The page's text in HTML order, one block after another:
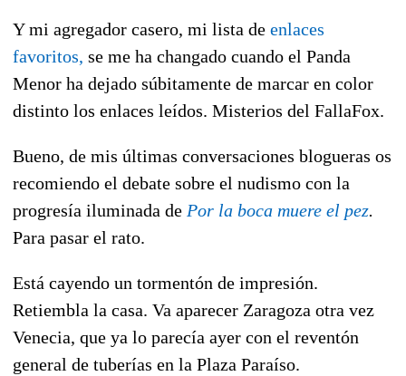
Y mi agregador casero, mi lista de enlaces
favoritos, se me ha changado cuando el Panda
Menor ha dejado súbitamente de marcar en color
distinto los enlaces leídos. Misterios del FallaFox.
Bueno, de mis últimas conversaciones blogueras os
recomiendo el debate sobre el nudismo con la
progresía iluminada de Por la boca muere el pez.
Para pasar el rato.
Está cayendo un tormentón de impresión.
Retiembla la casa. Va aparecer Zaragoza otra vez
Venecia, que ya lo parecía ayer con el reventón
general de tuberías en la Plaza Paraíso.